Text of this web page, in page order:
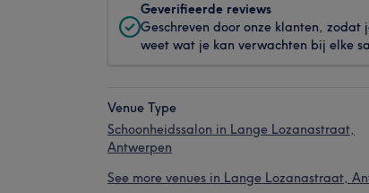
Geverifieerde reviews
Geschreven door onze klanten, zodat
weet wat je kan verwachten bij elke
Venue Type
Schoonheidssalon in Lange Lozanastraat,
Antwerpen
See more venues in Lange Lozanastraat,